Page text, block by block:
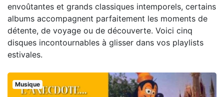
envoûtantes et grands classiques intemporels, certains
albums accompagnent parfaitement les moments de
détente, de voyage ou de découverte. Voici cinq
disques incontournables à glisser dans vos playlists
estivales.
Musique